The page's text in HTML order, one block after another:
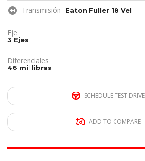
Transmisión Eaton Fuller 18 Vel
Eje
3 Ejes
Diferenciales
46 mil libras
SCHEDULE TEST DRIVE
ADD TO COMPARE